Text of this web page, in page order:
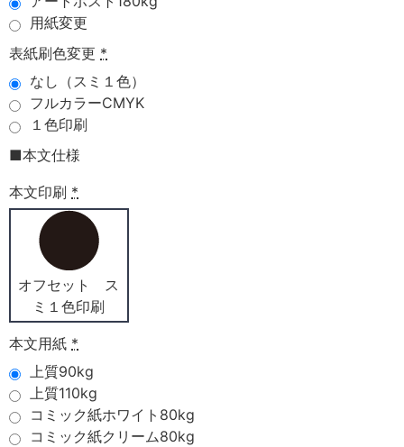
用紙変更
表紙刷色変更 *
なし（スミ１色）
フルカラーCMYK
１色印刷
■本文仕様
本文印刷 *
オフセット ス
ミ１色印刷
本文用紙 *
上質90kg
上質110kg
コミック紙ホワイト80kg
コミック紙クリーム80kg